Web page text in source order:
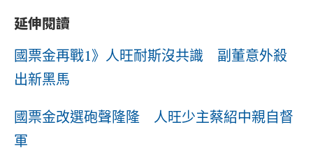
延伸閱讀
國票金再戰1》人旺耐斯沒共識 副董意外殺
出新黑馬
國票金改選砲聲隆隆 人旺少主蔡紹中親自督
軍